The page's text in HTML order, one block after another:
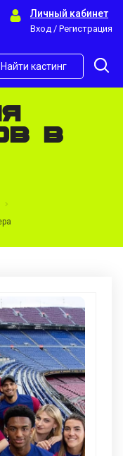
Личный кабинет
Вход / Регистрация
Найти кастинг
в